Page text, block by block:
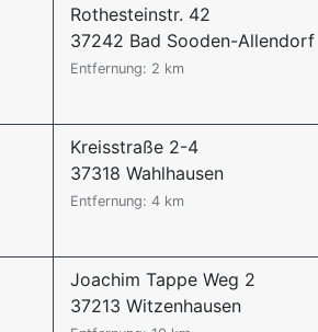
Rothesteinstr. 42
37242 Bad Sooden-Allendorf
Entfernung: 2 km
Kreisstraße 2-4
37318 Wahlhausen
Entfernung: 4 km
Joachim Tappe Weg 2
37213 Witzenhausen